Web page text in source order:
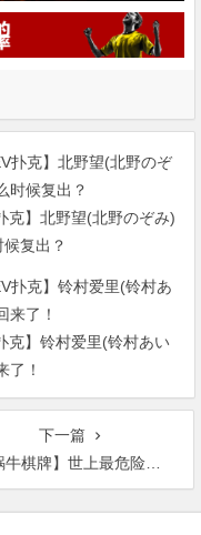
克】北野望(北野のぞみ)
复出？
克】铃村爱里(铃村あい
了！
下一篇
牌】世上最危险的御好烧店 铁铲瞬间掉落杀人不留痕迹